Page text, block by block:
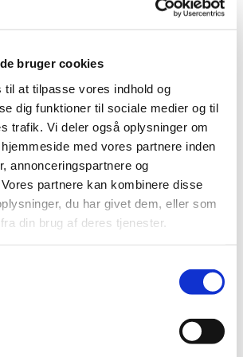
bruger cookies
til at tilpasse vores indhold og
dig funktioner til sociale medier og til
trafik. Vi deler også oplysninger om
med vores partnere inden
annonceringspartnere og
partnere kan kombinere disse
du har givet dem, eller som
din brug af deres tjenester.
med forsyningen af
og Cyclogyl
genoptager
hvor alle
medtages i
potentielle forsyningsproblemer
Corona-pandemien, har …
(letermovir)
administration gennem et sterilt
…